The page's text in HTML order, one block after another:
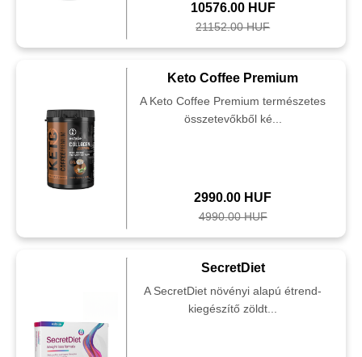
10576.00 HUF
21152.00 HUF
Keto Coffee Premium
A Keto Coffee Premium természetes
összetevőkből ké...
2990.00 HUF
4990.00 HUF
SecretDiet
A SecretDiet növényi alapú étrend-
kiegészítő zöldt...